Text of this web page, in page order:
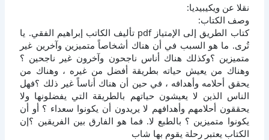
نقلا عن ويكيبيديا:
وصف الكتاب:
كتاب الطريق إلى الإمتياز pdf تأليف الكاتب إبراهيم الفقي. يا
تُرى. ما هو السبب في أن هناك أشخاصاً متميزين وآخرين غير
متميزين ؟وكذلك هناك أناس ناجحون وآخرون غير ناجحين ؟
وهناك من يعيش حياته بطريقة أفضل من غيره ، وهناك من
يحقق أحلامه وأهدافه ، في حين أن هناك أناساً غير ذلك ؟فهل
الناس الذين لا يعيشون حياتهم بالطريقة التي يفضلونها ولا
يحققون أحلامهم وأهدافهم لا يريدون أن يكونوا سعداء ؟ أو أن
يكونوا متميزين ؟ بالطبع لا. فما هو الفارق بين الفريقين ؟إن
الكتاب يعتبر رحلة يقوم بها شاب